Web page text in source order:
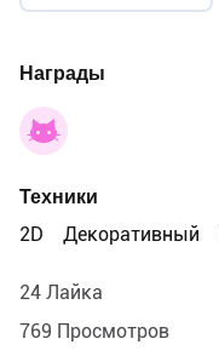
Награды
Техники
2D
Декоративный
24 Лайка
769 Просмотров